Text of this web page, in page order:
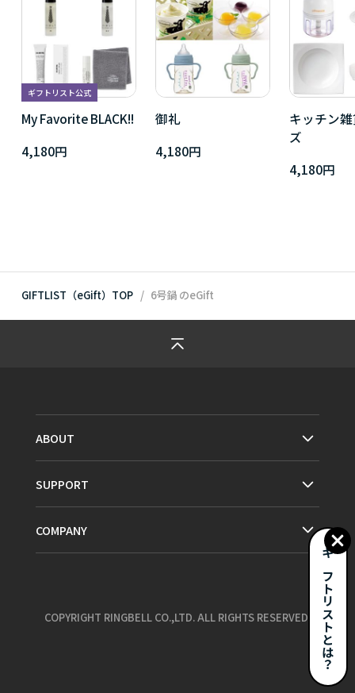
ギフトリスト公式
My Favorite BLACK!!
4,180円
御礼
4,180円
キッチン
ズ
4,180円
GIFTLIST（eGift）TOP 6号鍋 のeGift
ギフトリストとは？
ABOUT
SUPPORT
COMPANY
COPYRIGHT RINGBELL CO.,LTD. ALL RIGHTS RESERVED.